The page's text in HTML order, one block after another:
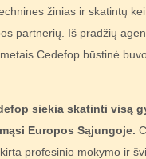
žinias ir skatintų
partnerių. Iš pradžių
Cedefop būstinė
siekia skatinti visą
Europos Sąjungoje.
profesinio mokymo ir